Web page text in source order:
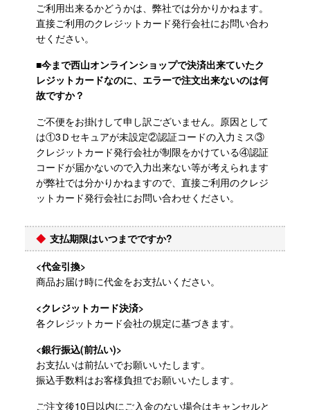
ご利用出来るかどうかは、弊社では分かりかねます。
直接ご利用のクレジットカード発行会社にお問い合わ
せください。
■今まで西山オンラインショップで決済出来ていたク
レジットカードなのに、エラーで注文出来ないのは何
故ですか？
ご不便をお掛けして申し訳ございません。原因として
は①3Ｄセキュアが未設定②認証コードの入力ミス③
クレジットカード発行会社が制限をかけている④認証
コードが届かないので入力出来ない等が考えられます
が弊社では分かりかねますので、直接ご利用のクレジ
ットカード発行会社にお問い合わせください。
支払期限はいつまでですか?
<代金引換>
商品お届け時に代金をお支払いください。
<クレジットカード決済>
各クレジットカード会社の規定に基づきます。
<銀行振込(前払い)>
お支払いは前払いでお願いいたします。
振込手数料はお客様負担でお願いいたします。
ご注文後10日以内にご入金のない場合はキャンセルと